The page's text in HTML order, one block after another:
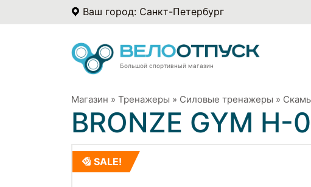
Ваш город: Санкт-Петербург
Большой спортивный магазин
Магазин » Тренажеры » Силовые тренажеры »
BRONZE GYM
SALE!